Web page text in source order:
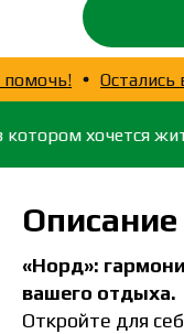
рады помочь!
хочется жить!
«Норд»:
вашего отдыха.
Откройте для